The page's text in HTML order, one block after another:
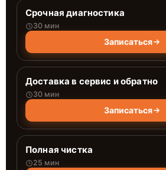
Срочная диагностика
30 мин
Записаться
Доставка в сервис и обратно
30 мин
Записаться
Полная чистка
25 мин